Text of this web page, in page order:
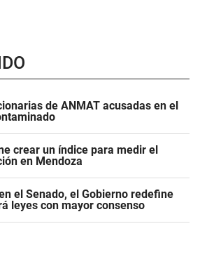
de ANMAT acusadas en el
crear un índice para medir el
en Mendoza
el Senado, el Gobierno redefine
leyes con mayor consenso